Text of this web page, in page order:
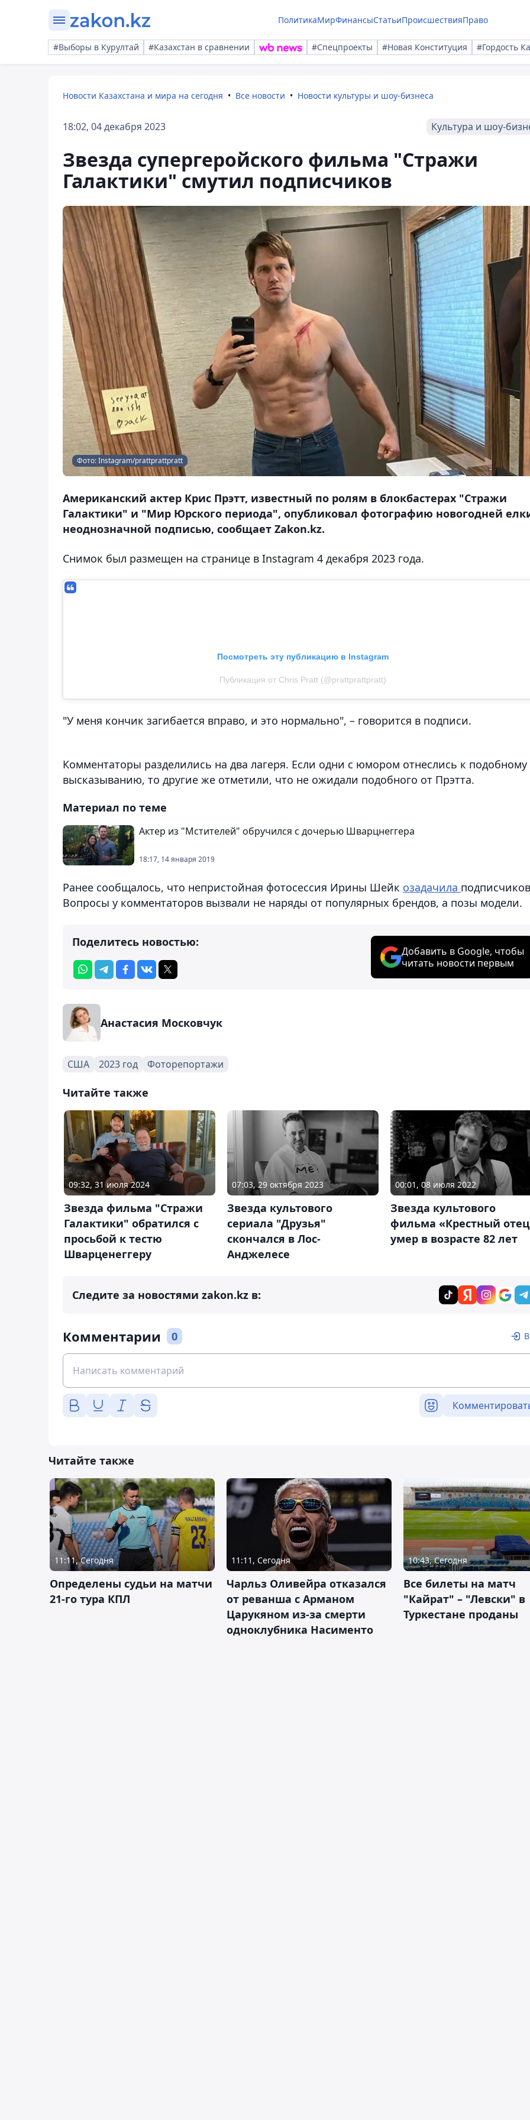
ПолитикаМирФинансыСтатьиПроисшествияПраво
#Выборы в Курултай #Казахстан в сравнении #Спецпроекты #Новая Конституция #Гордость
Новости Казахстана и мира на сегодня Все новости Новости культуры и шоу-бизнеса
18:02, 04 декабря 2023 Культура и шоу-
Звезда супергеройского фильма "Стражи
Галактики" смутил подписчиков
Фото: Instagram/prattprattpratt
Американский актер Крис Прэтт, известный по ролям в блокбастерах "Стражи
Галактики" и "Мир Юрского периода", опубликовал фотографию новогодней
неоднозначной подписью, сообщает Zakon.kz.
Снимок был размещен на странице в Instagram 4 декабря 2023 года.
Посмотреть эту публикацию в Instagram
Публикация от Chris Pratt (@prattprattpratt)
"У меня кончик загибается вправо, и это нормально", – говорится в подписи.
Комментаторы разделились на два лагеря. Если одни с юмором отнеслись к подобному
высказыванию, то другие же отметили, что не ожидали подобного от Прэтта.
Материал по теме
Актер из "Мстителей" обручился с дочерью Шварцнеггера
18:17, 14 января 2019
Ранее сообщалось, что непристойная фотосессия Ирины Шейк озадачила
Вопросы у комментаторов вызвали не наряды от популярных брендов, а позы модели.
Поделитесь новостью:
Добавить в Google, чтобы
читать новости первым
Анастасия Московчук
США 2023 год Фоторепортажи
Читайте также
09:32, 31 июля 2024
Звезда фильма "Стражи
Галактики" обратился с
просьбой к тестю
Шварценеггеру
07:03, 29 октября 2023
Звезда культового
сериала "Друзья"
скончался в Лос-
Анджелесе
00:01, 08 июля 2022
Звезда культового
фильма «Крестный
умер в возрасте 82 лет
Следите за новостями zakon.kz в:
Комментарии 0
Читайте также
11:11, Сегодня
Определены судьи на матчи
21-го тура КПЛ
11:11, Сегодня
Чарльз Оливейра отказался
от реванша с Арманом
Царукяном из-за смерти
одноклубника Насименто
10:43, Сегодня
Все билеты на матч
"Кайрат" – "Левски" в
Туркестане проданы